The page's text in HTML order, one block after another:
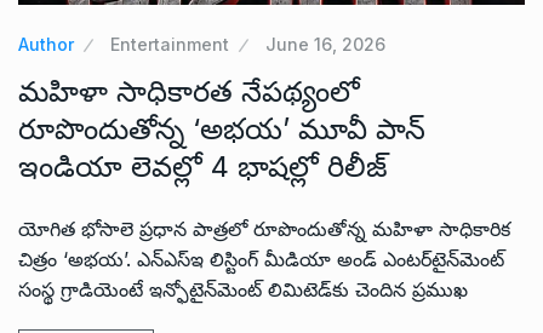
Author Entertainment June 16, 2026
మహిళా సాధికారత నేపథ్యంలో
రూపొందుతోన్న ‘అభ‌య‌’ మూవీ పాన్
ఇండియా లెవ‌ల్లో 4 భాష‌ల్లో రిలీజ్
యోగిత భోసాలె ప్ర‌ధాన పాత్ర‌లో రూపొందుతోన్న మ‌హిళా సాధికారిక
చిత్రం ‘అభ‌య‌’. ఎన్ఎస్ఇ లిస్టింగ్ మీడియా అండ్ ఎంట‌ర్‌టైన్‌మెంట్
సంస్థ గ్రాడియెంటే ఇన్ఫోటైన్‌మెంట్ లిమిటెడ్‌కు చెందిన ప్రముఖ